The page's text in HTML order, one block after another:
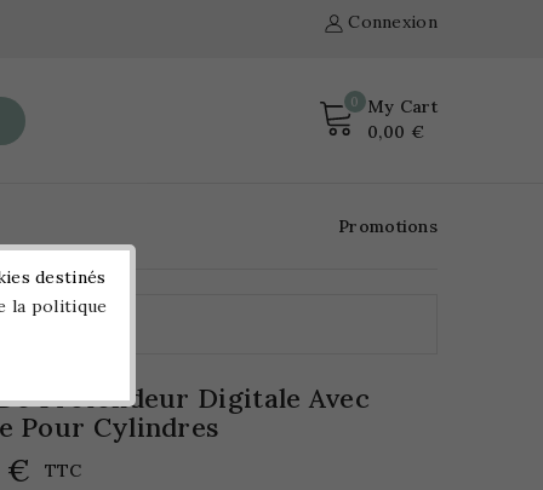
Connexion
0
My Cart
0,00 €
Promotions
Profondeur Digitale Avec
Pour Cylindres
€ TTC
destinés
la politique